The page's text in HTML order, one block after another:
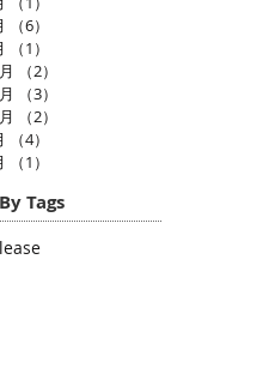
（6）
（1）
（2）
（3）
（2）
（4）
（1）
Tags